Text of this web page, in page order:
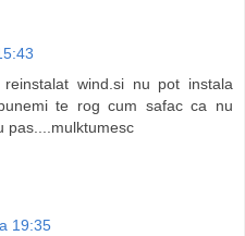
wind.si nu pot instala
te rog cum safac ca nu
pas....mulktumesc
19:35